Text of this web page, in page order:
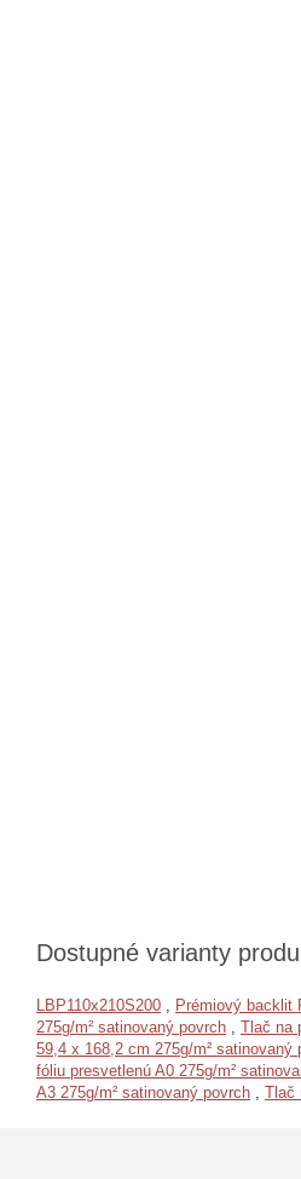
Dostupné varianty
LBP110x210S200 , Prémiový backlit
275g/m² satinovaný povrch , Tlač na
59,4 x 168,2 cm 275g/m² satinovaný
fóliu presvetlenú A0 275g/m²
A3 275g/m² satinovaný povrch , Tlač